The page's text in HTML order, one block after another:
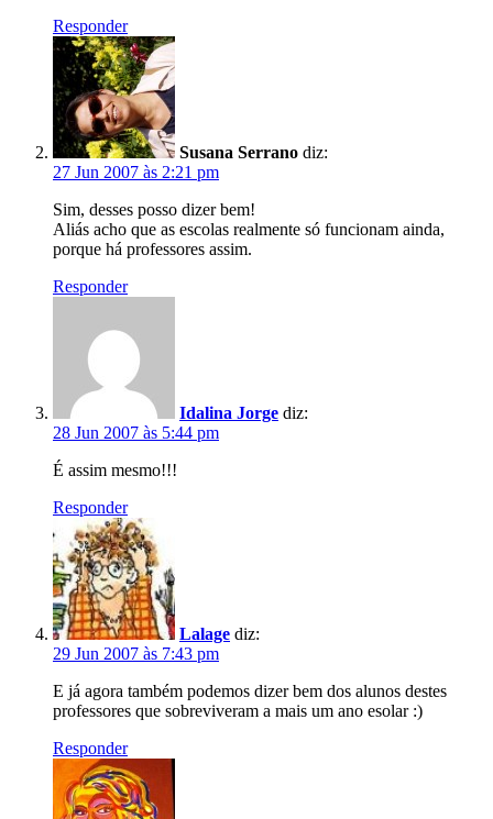
Responder
Susana Serrano diz:
27 Jun 2007 às 2:21 pm
Sim, desses posso dizer bem!
Aliás acho que as escolas realmente só funcionam ainda,
porque há professores assim.
Responder
Idalina Jorge diz:
28 Jun 2007 às 5:44 pm
É assim mesmo!!!
Responder
Lalage diz:
29 Jun 2007 às 7:43 pm
E já agora também podemos dizer bem dos alunos destes
professores que sobreviveram a mais um ano esolar :)
Responder